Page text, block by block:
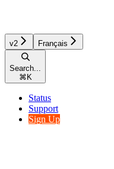
v2 Français
Search...
⌘ K
Status
Support
Sign Up